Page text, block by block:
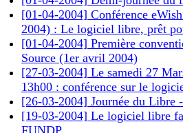
[01-04-2004] Conférence
2004) : Le logiciel libre, prêt
[01-04-2004] Première
Source (1er avril 2004)
[27-03-2004] Le samedi 27
13h00 : conférence sur le
[26-03-2004] Journée du Libre
[19-03-2004] Le logiciel libre
FUNDP